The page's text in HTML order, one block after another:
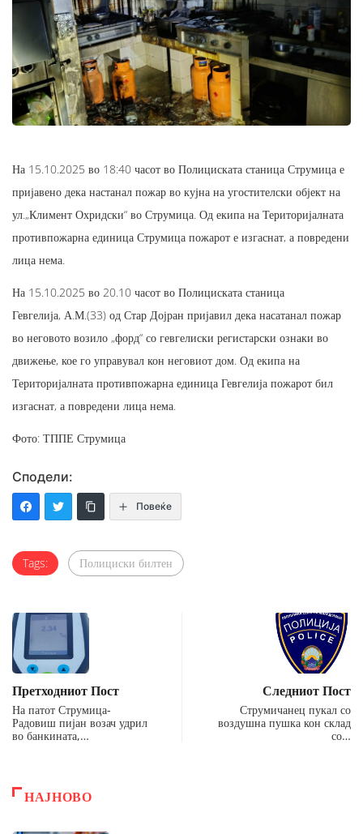
На 15.10.2025 во 18:40 часот во Полициската станица Струмица е
пријавено дека настанал пожар во кујна на угостителски објект на
ул.„Климент Охридски“ во Струмица. Од екипа на Територијалната
противпожарна единица Струмица пожарот е изгаснат, а повредени
лица нема.
На 15.10.2025 во 20.10 часот во Полициската станица
Гевгелија, А.М.(33) од Стар Дојран пријавил дека насатанал пожар
во неговото возило „форд“ со гевгелиски регистарски ознаки во
движење, кое го управувал кон неговиот дом. Од екипа на
Територијалната противпожарна единица Гевгелија пожарот бил
изгаснат, а повредени лица нема.
Фото: ТППЕ Струмица
Сподели:
Повеќе
Tags: Полициски билтен
Претходниот Пост
На патот Струмица-
Радовиш пијан возач удрил
во банкината,…
Следниот Пост
Струмичанец пукал со
воздушна пушка кон склад
со…
НАЈНОВО